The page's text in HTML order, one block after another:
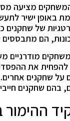
מציעה
באופן ישיר
של שחקנים
הם
משחקים
להפחית את
על שחקנים
בהם שחקנים